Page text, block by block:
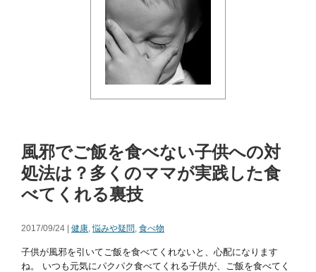
風邪でご飯を食べない子供への対
処法は？多くのママが実践した食
べてくれる裏技
2017/09/24 | 健康,悩みや疑問, 食べ物
子供が風邪を引いてご飯を食べてくれないと、心配になります
ね。 いつも元気にパクパク食べてくれる子供が、ご飯を食べてく